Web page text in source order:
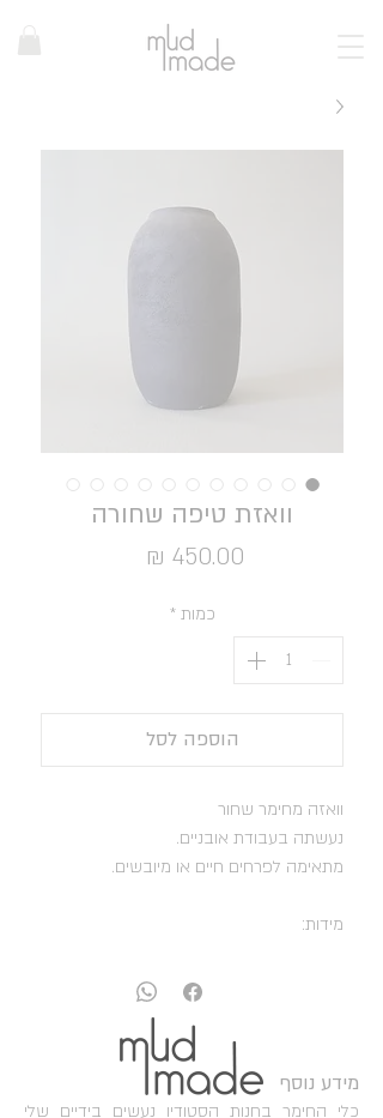
וואזת טיפה שחורה
כמות *
הוספה לסל
וואזה מחימר שחור
נעשתה בעבודת אובניים.
מתאימה לפרחים חיים או מיובשים.
מידות:
כמות הכלת מים: 650 מ"ל
מידע נוסף
כלי החימר בחנות הסטודיו נעשים בידיים שלי